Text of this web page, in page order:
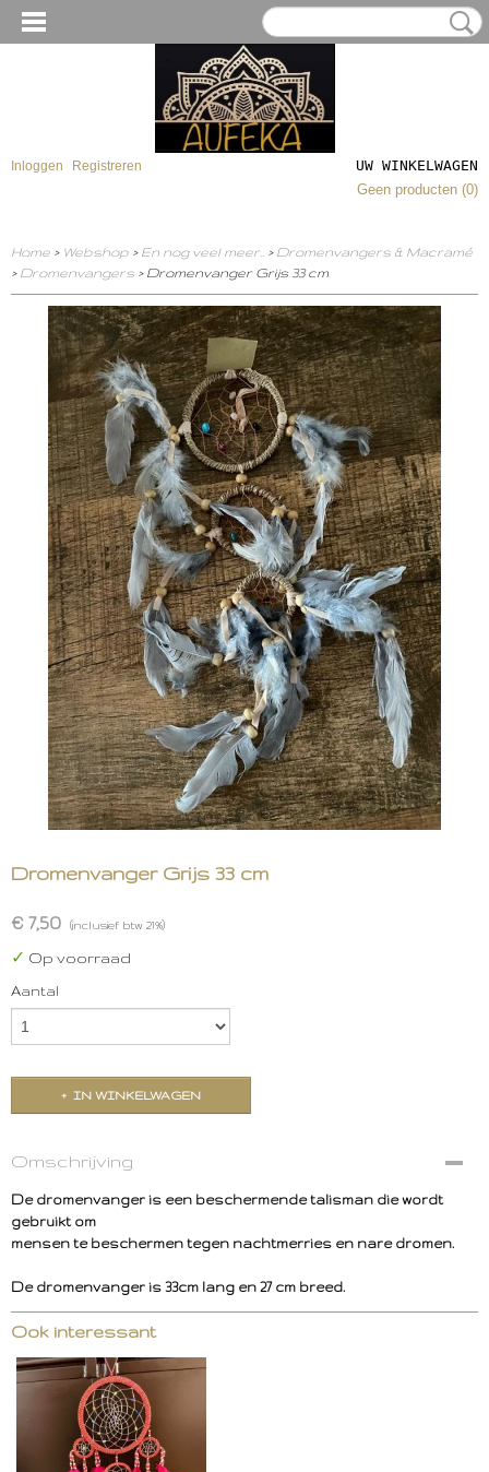
Inloggen Registreren
UW WINKELWAGEN
Geen producten (0)
Home > Webshop > En nog veel meer.. > Dromenvangers & Macramé
> Dromenvangers > Dromenvanger Grijs 33 cm
Dromenvanger Grijs 33 cm
€ 7,50 (inclusief btw 21%)
✓ Op voorraad
Aantal
IN WINKELWAGEN
Omschrijving
De dromenvanger is een beschermende talisman die wordt
gebruikt om
mensen te beschermen tegen nachtmerries en nare dromen.
De dromenvanger is 33cm lang en 27 cm breed.
Ook interessant